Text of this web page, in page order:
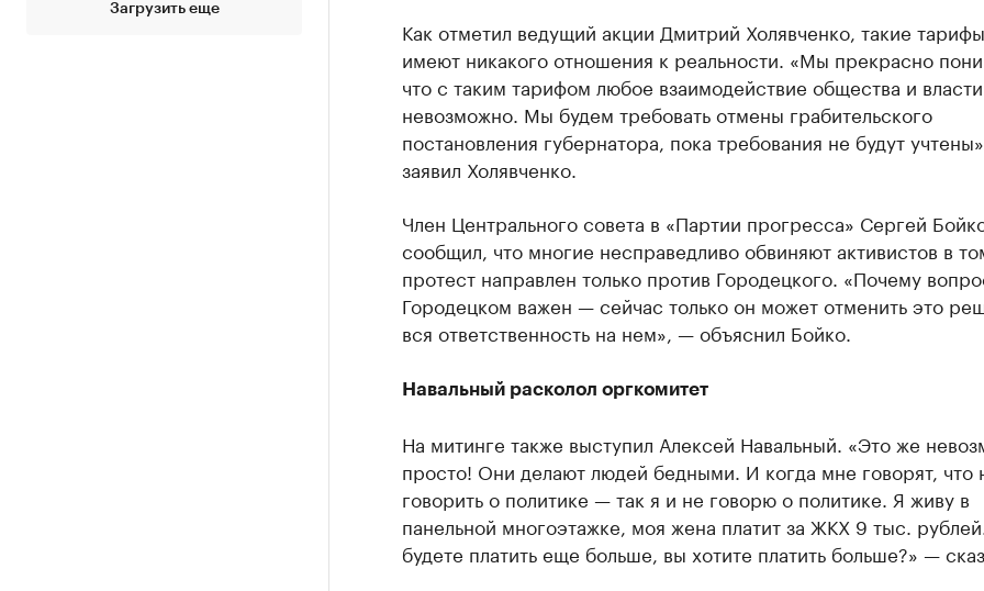
Загрузить еще
Как отметил ведущий акции Дмитрий Холявченко, такие
имеют никакого отношения к реальности. «Мы прекрасно
что с таким тарифом любое взаимодействие общества и власти
невозможно. Мы будем требовать отмены грабительского
постановления губернатора, пока требования не будут
заявил Холявченко.
Член Центрального совета в «Партии прогресса» Сергей
сообщил, что многие несправедливо обвиняют активистов в
протест направлен только против Городецкого. «Почему
Городецком важен — сейчас только он может отменить это
вся ответственность на нем», — объяснил Бойко.
Навальный расколол оргкомитет
На митинге также выступил Алексей Навальный. «Это же
просто! Они делают людей бедными. И когда мне говорят, что
говорить о политике — так я и не говорю о политике. Я живу в
панельной многоэтажке, моя жена платит за ЖКХ 9 тыс.
будете платить еще больше, вы хотите платить больше?» —